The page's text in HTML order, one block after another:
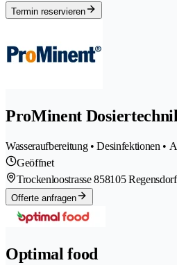
Termin reservieren
ProMinent
Wasseraufbereitung • Desinfektionen •
Geöffnet
Trockenloostrasse 858105 Regensdorf
Offerte anfragen
Optimal food